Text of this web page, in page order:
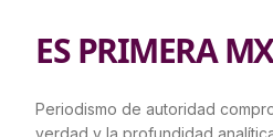
ES PRIMERA MX
Periodismo de autoridad
verdad y la profundidad